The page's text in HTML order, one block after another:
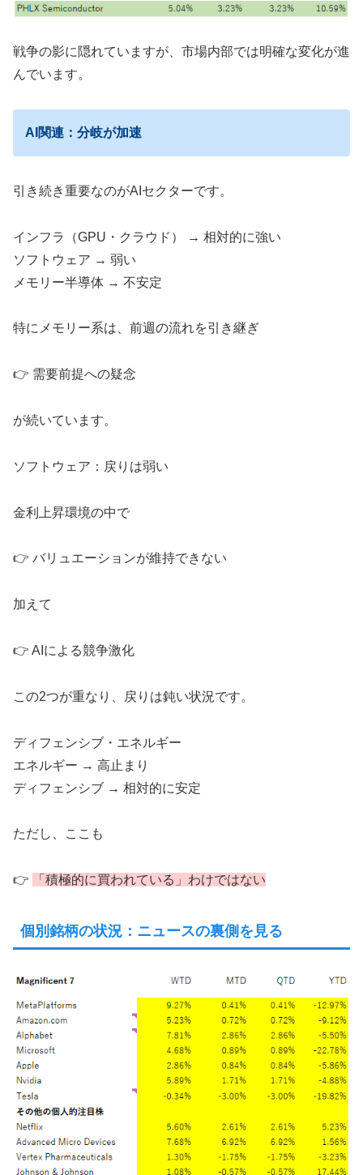
戦争の影に隠れていますが、市場内部では明確な変化が進
んでいます。
AI関連：分岐が加速
引き続き重要なのがAIセクターです。
インフラ（GPU・クラウド） → 相対的に強い
ソフトウェア → 弱い
メモリー半導体 → 不安定
特にメモリー系は、前週の流れを引き継ぎ
👉 需要前提への疑念
が続いています。
ソフトウェア：戻りは弱い
金利上昇環境の中で
👉 バリュエーションが維持できない
加えて
👉 AIによる競争激化
この2つが重なり、戻りは鈍い状況です。
ディフェンシブ・エネルギー
エネルギー → 高止まり
ディフェンシブ → 相対的に安定
ただし、ここも
👉 「積極的に買われている」わけではない
個別銘柄の状況：ニュースの裏側を見る